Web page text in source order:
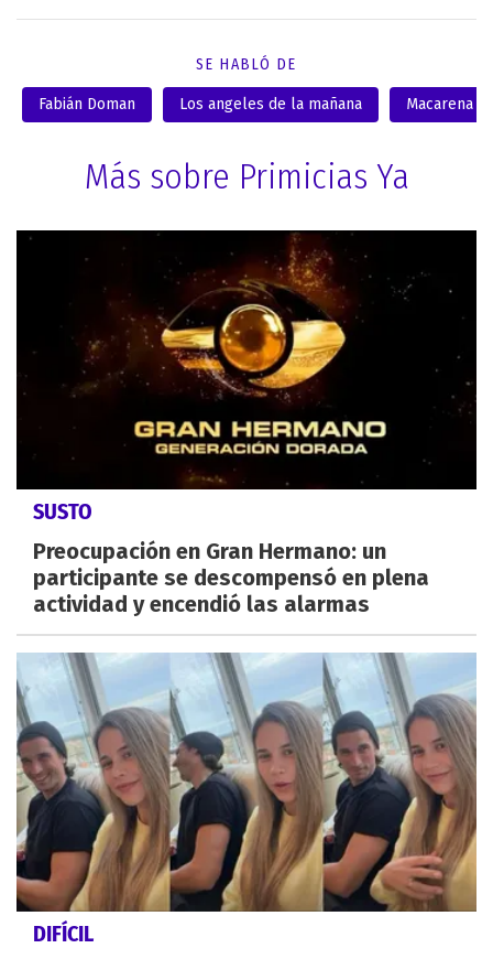
SE HABLÓ DE
Fabián Doman Los angeles de la mañana Macarena
Más sobre Primicias Ya
SUSTO
Preocupación en Gran Hermano: un
participante se descompensó en plena
actividad y encendió las alarmas
DIFÍCIL